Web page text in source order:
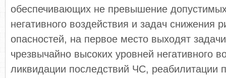
обеспечивающих не превышение
негативного воздействия и задач снижения
опасностей, на первое место выходят
чрезвычайно высоких уровней негативного
ликвидации последствий ЧС, реабилитации